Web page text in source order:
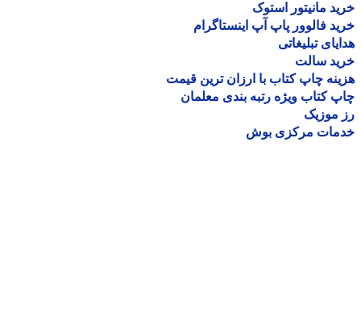
مانیتور استوک
فالوور پاپ آپ اینستاگرام
تبلیغاتی
سالت
چاپ کتاب با ارزان ترین قیمت
کتاب ویژه رتبه بندی معلمان
موزیک
مرکزی بوش